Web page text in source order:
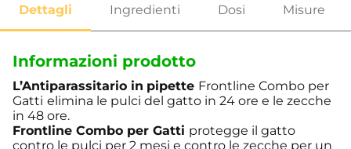
Informazioni prodotto
L’Antiparassitario in pipette Frontline Combo per
Gatti elimina le pulci del gatto in 24 ore e le zecche
in 48 ore.
Frontline Combo per Gatti protegge il gatto
contro le pulci per 2 mesi e contro le zecche per un